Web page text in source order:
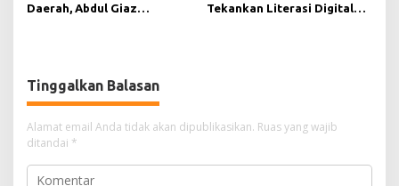
Daerah, Abdul Giaz
Tekankan Literasi Digital
Tinggalkan Balasan
Alamat email Anda tidak akan dipublikasikan. Ruas yang wajib
ditandai *